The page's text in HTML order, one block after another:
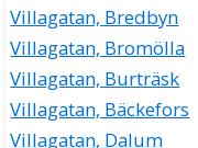
Villagatan, Bredbyn
Villagatan, Bromölla
Villagatan, Burträsk
Villagatan, Bäckefors
Villagatan, Dalum